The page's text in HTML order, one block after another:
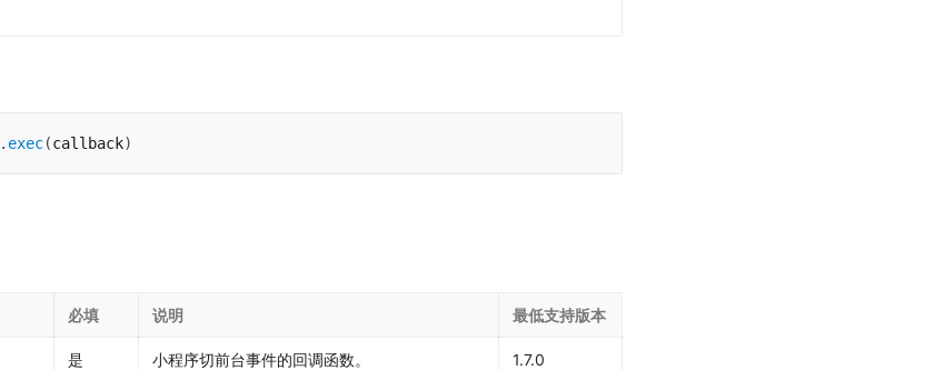
. exec(callback)
必填 说明 最低支持版本
是 小程序切前台事件的回调函数。 1.7.0